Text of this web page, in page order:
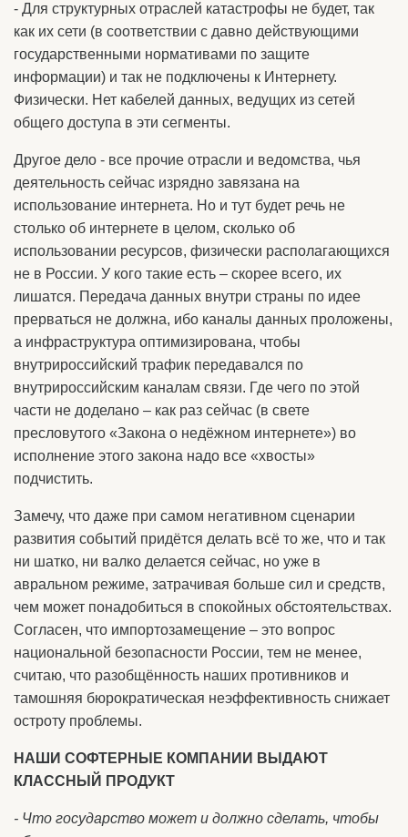
- Для структурных отраслей катастрофы не будет, так
как их сети (в соответствии с давно действующими
государственными нормативами по защите
информации) и так не подключены к Интернету.
Физически. Нет кабелей данных, ведущих из сетей
общего доступа в эти сегменты.
Другое дело - все прочие отрасли и ведомства, чья
деятельность сейчас изрядно завязана на
использование интернета. Но и тут будет речь не
столько об интернете в целом, сколько об
использовании ресурсов, физически располагающихся
не в России. У кого такие есть – скорее всего, их
лишатся. Передача данных внутри страны по идее
прерваться не должна, ибо каналы данных проложены,
а инфраструктура оптимизирована, чтобы
внутрироссийский трафик передавался по
внутрироссийским каналам связи. Где чего по этой
части не доделано – как раз сейчас (в свете
пресловутого «Закона о недёжном интернете») во
исполнение этого закона надо все «хвосты»
подчистить.
Замечу, что даже при самом негативном сценарии
развития событий придётся делать всё то же, что и так
ни шатко, ни валко делается сейчас, но уже в
авральном режиме, затрачивая больше сил и средств,
чем может понадобиться в спокойных обстоятельствах.
Согласен, что импортозамещение – это вопрос
национальной безопасности России, тем не менее,
считаю, что разобщённость наших противников и
тамошняя бюрократическая неэффективность снижает
остроту проблемы.
НАШИ СОФТЕРНЫЕ КОМПАНИИ ВЫДАЮТ
КЛАССНЫЙ ПРОДУКТ
- Что государство может и должно сделать, чтобы